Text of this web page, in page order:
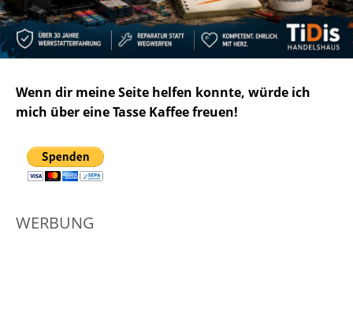
Wenn dir meine Seite helfen konnte, würde ich
mich über eine Tasse Kaffee freuen!
WERBUNG